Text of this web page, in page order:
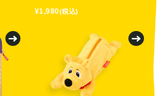
¥1,980(税込)